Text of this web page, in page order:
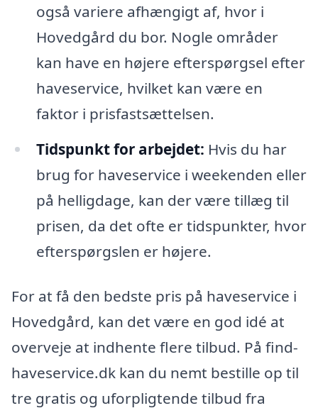
også variere afhængigt af, hvor i
Hovedgård du bor. Nogle områder
kan have en højere efterspørgsel efter
haveservice, hvilket kan være en
faktor i prisfastsættelsen.
Tidspunkt for arbejdet: Hvis du har
brug for haveservice i weekenden eller
på helligdage, kan der være tillæg til
prisen, da det ofte er tidspunkter, hvor
efterspørgslen er højere.
For at få den bedste pris på haveservice i
Hovedgård, kan det være en god idé at
overveje at indhente flere tilbud. På find-
haveservice.dk kan du nemt bestille op til
tre gratis og uforpligtende tilbud fra